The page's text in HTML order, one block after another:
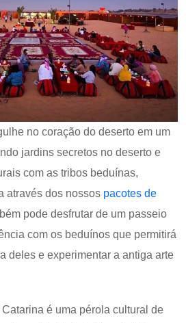
no coração do deserto em um
jardins secretos no deserto e
com as tribos beduínas,
através dos nossos pacotes de
pode desfrutar de um passeio
com os beduínos que permitirá
deles e experimentar a antiga arte
é uma pérola cultural de